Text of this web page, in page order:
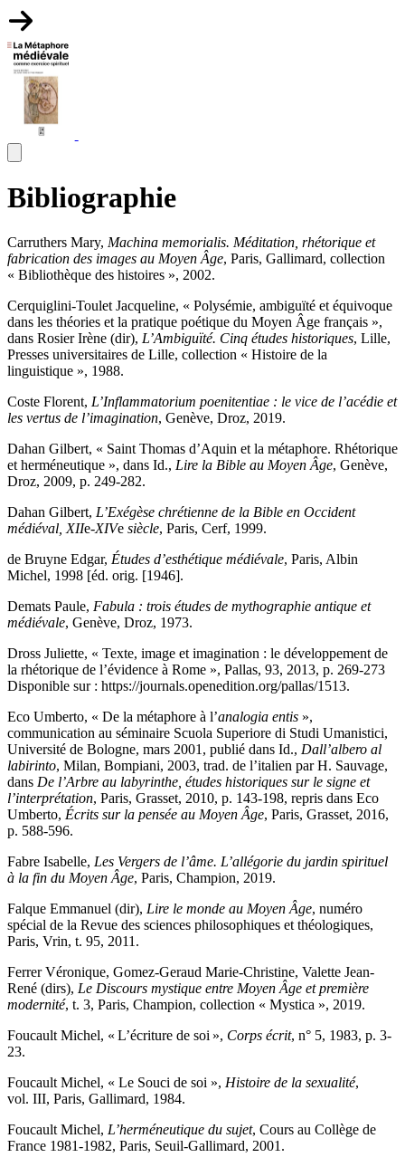
Bibliographie
Carruthers Mary, Machina memorialis. Méditation, rhétorique et
fabrication des images au Moyen Âge, Paris, Gallimard, collection
« Bibliothèque des histoires », 2002.
Cerquiglini-Toulet Jacqueline, « Polysémie, ambiguïté et équivoque
dans les théories et la pratique poétique du Moyen Âge français »,
dans RosierIrène (dir), L’Ambiguïté. Cinq études historiques, Lille,
Presses universitaires de Lille, collection « Histoire de la
linguistique », 1988.
Coste Florent, L’Inflammatorium poenitentiae : le vice de l’acédie et
les vertus de l’imagination, Genève, Droz, 2019.
Dahan Gilbert, « Saint Thomas d’Aquin et la métaphore. Rhétorique
et herméneutique », dans Id., Lire la Bible au Moyen Âge, Genève,
Droz, 2009, p. 249-282.
Dahan Gilbert, L’Exégèse chrétienne de la Bible en Occident
médiéval, XIIe-XIVe siècle, Paris, Cerf, 1999.
de Bruyne Edgar, Études d’esthétique médiévale, Paris, Albin
Michel, 1998 [éd. orig. [1946].
Demats Paule, Fabula : trois études de mythographie antique et
médiévale, Genève, Droz, 1973.
Dross Juliette, « Texte, image et imagination : le développement de
la rhétorique de l’évidence à Rome », Pallas, 93, 2013, p. 269-273
Disponible sur : https://journals.openedition.org/pallas/1513.
Eco Umberto, « De la métaphore à l’analogia entis »,
communication au sémi­naire Scuola Superiore di Studi Umanistici,
Université de Bologne, mars 2001, publié dans Id., Dall’albero al
labirinto, Milan, Bompiani, 2003, trad. de l’italien par H. Sauvage,
dans De l’Arbre au labyrinthe, études historiques sur le signe et
l’interprétation, Paris, Grasset, 2010, p. 143-198, repris dans Eco
Umberto, Écrits sur la pensée au Moyen Âge, Paris, Grasset, 2016,
p. 588-596.
Fabre Isabelle, Les Vergers de l’âme. L’allégorie du jardin spirituel
à la fin du Moyen Âge, Paris, Champion, 2019.
Falque Emmanuel (dir), Lire le monde au Moyen Âge, numéro
spécial de la Revue des sciences philosophiques et théologiques,
Paris, Vrin, t. 95, 2011.
FerrerVéronique, Gomez-Geraud Marie-Christine, Valette Jean-
René (dirs), Le Discours mystique entre Moyen Âge et première
modernité, t. 3, Paris, Champion, collection « Mystica », 2019.
Foucault Michel, « L’écriture de soi », Corps écrit, n° 5, 1983, p. 3-
23.
Foucault Michel, « Le Souci de soi », Histoire de la sexualité,
vol. III, Paris, Gallimard, 1984.
Foucault Michel, L’herméneutique du sujet, Cours au Collège de
France 1981-1982, Paris, Seuil-Gallimard, 2001.